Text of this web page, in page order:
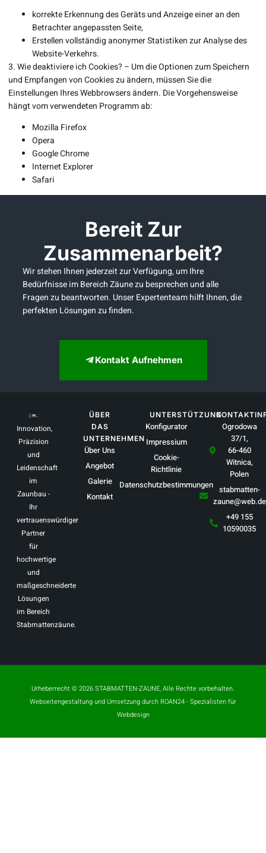
korrekte Erkennung des Geräts und Anzeige einer an den
Betrachter angepassten Seite,
Erstellen vollständig anonymer Statistiken zur Analyse des
Website-Verkehrs.
3. Wie deaktiviere ich Cookies? – Um die Optionen zum Speichern
und Empfangen von Cookies zu ändern, müssen Sie die
Einstellungen Ihres Webbrowsers ändern. Die Vorgehensweise
hängt vom verwendeten Programm ab:
Mozilla Firefox
Opera
Google Chrome
Internet Explorer
Safari
Bereit Zur
Zusammenarbeit?
Wir stehen Ihnen jederzeit zur Verfügung, um Ihre
Bedürfnisse im Bereich Zäune zu besprechen und alle
Fragen zu beantworten. Unser Expertenteam hilft Ihnen, die
perfekten Lösungen zu finden.
Kontakt Aufnehmen
Innovation,
Präzision
und
Leidenschaft
im
Zaunbau -
Ihr
vertrauenswürdiger
Partner
für
hochwertige
und
maßgeschneiderte
Lösungen
im Bereich
Stabmattenzäune.
ÜBER
DAS
UNTERNEHMEN
Über Uns
Angebot
Galerie
Kontakt
UNTERSTÜTZUNG
Konfigurator
Impressium
Cookie-
Richtlinie
Datenschutzbestimmungen
Ogrodowa
37/1,
66-460
Witnica,
Polen
stabmatten-
zaune@web.de
+49 155
10590035
Urheberrecht © 2026 STABMATTEN-ZAUNE, Alle Rechte vorbehalten.
Webseitengestaltung und Umsetzung durch ROAN24- Spezialisten für
Webdesign